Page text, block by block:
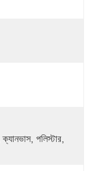
পলিস্টার,